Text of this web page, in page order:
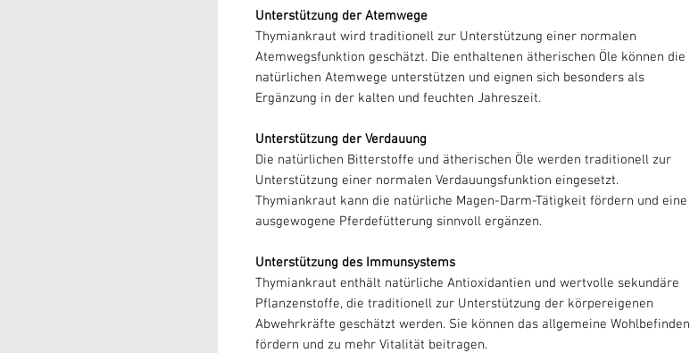
Unterstützung der Atemwege
Thymiankraut wird traditionell zur Unterstützung einer normalen
Atemwegsfunktion geschätzt. Die enthaltenen ätherischen Öle können die
natürlichen Atemwege unterstützen und eignen sich besonders als
Ergänzung in der kalten und feuchten Jahreszeit.
Unterstützung der Verdauung
Die natürlichen Bitterstoffe und ätherischen Öle werden traditionell zur
Unterstützung einer normalen Verdauungsfunktion eingesetzt.
Thymiankraut kann die natürliche Magen-Darm-Tätigkeit fördern und eine
ausgewogene Pferdefütterung sinnvoll ergänzen.
Unterstützung des Immunsystems
Thymiankraut enthält natürliche Antioxidantien und wertvolle sekundäre
Pflanzenstoffe, die traditionell zur Unterstützung der körpereigenen
Abwehrkräfte geschätzt werden. Sie können das allgemeine Wohlbefinden
fördern und zu mehr Vitalität beitragen.